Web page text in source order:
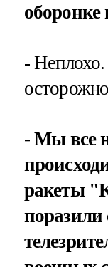
оборонке
-
- Мы все
ракеты
поразили